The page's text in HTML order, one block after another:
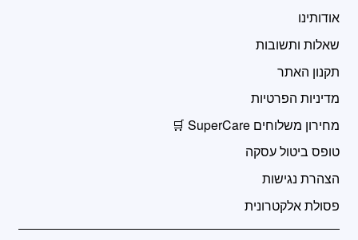
אודותינו
שאלות ותשובות
תקנון האתר
מדיניות הפרטיות
מחירון משלוחים SuperCare 🛒
טופס ביטול עסקה
הצהרת נגישות
פסולת אלקטרונית